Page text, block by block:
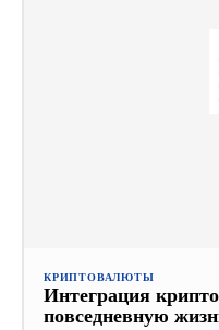
КРИПТОВАЛЮТЫ
Интеграция
повседневную